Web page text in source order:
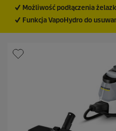
Możliwość podłączenia
Funkcja VapoHydro do